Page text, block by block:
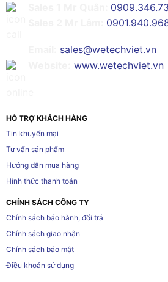
sales@wetechviet.vn
www.wetechviet.vn
HỖ TRỢ KHÁCH HÀNG
Tin khuyến mại
Tư vấn sản phẩm
Hướng dẫn mua hàng
Hình thức thanh toán
CHÍNH SÁCH CÔNG TY
Chính sách bảo hành, đổi trả
Chính sách giao nhận
Chính sách bảo mật
Điều khoản sử dụng